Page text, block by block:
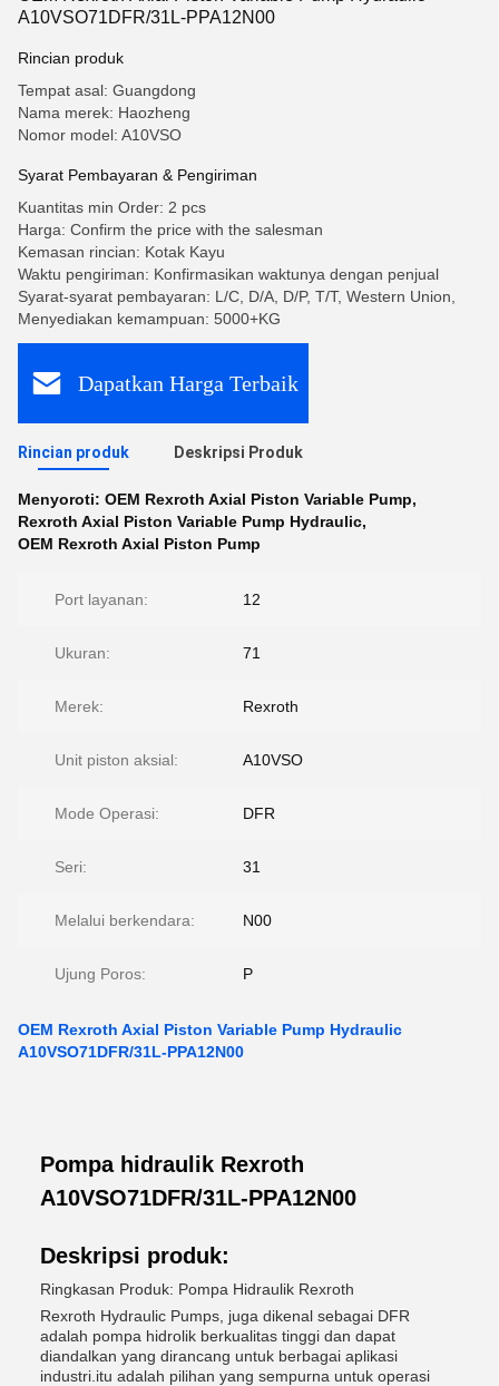
A10VSO71DFR/31L-PPA12N00
Rincian produk
Tempat asal: Guangdong
Nama merek: Haozheng
Nomor model: A10VSO
Syarat Pembayaran & Pengiriman
Kuantitas min Order: 2 pcs
Harga: Confirm the price with the salesman
Kemasan rincian: Kotak Kayu
Waktu pengiriman: Konfirmasikan waktunya dengan penjual
Syarat-syarat pembayaran: L/C, D/A, D/P, T/T, Western Union,
Menyediakan kemampuan: 5000+KG
Dapatkan Harga Terbaik
Rincian produk Deskripsi Produk
Menyoroti: OEM Rexroth Axial Piston Variable Pump,
Rexroth Axial Piston Variable Pump Hydraulic,
OEM Rexroth Axial Piston Pump
Port layanan: 12
Ukuran: 71
Merek: Rexroth
Unit piston aksial: A10VSO
Mode Operasi: DFR
Seri: 31
Melalui berkendara: N00
Ujung Poros: P
OEM Rexroth Axial Piston Variable Pump Hydraulic
A10VSO71DFR/31L-PPA12N00
Pompa hidraulik Rexroth
A10VSO71DFR/31L-PPA12N00
Deskripsi produk:
Ringkasan Produk: Pompa Hidraulik Rexroth
Rexroth Hydraulic Pumps, juga dikenal sebagai DFR
adalah pompa hidrolik berkualitas tinggi dan dapat
diandalkan yang dirancang untuk berbagai aplikasi
industri.itu adalah pilihan yang sempurna untuk operasi